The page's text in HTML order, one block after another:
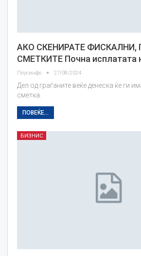
АКО СКЕНИРАТЕ ФИСКАЛНИ,
СМЕТКИТЕ Почна исплатата
Плусинфо 27/08/2024
Дел од граѓаните веќе денеска ќе ги
сметка.
ПОВЕЌЕ...
БИЗНИС